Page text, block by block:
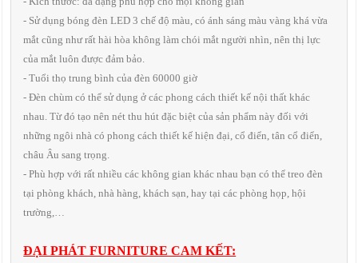
- Sử dụng bóng đèn LED 3 chế độ màu, có ánh sáng màu vàng khá vừa
mắt cũng như rất hài hòa không làm chói mắt người nhìn, nên thị lực
của mắt luôn được đảm bảo.
- Tuổi thọ trung bình của đèn 60000 giờ
- Đèn chùm có thể sử dụng ở các phong cách thiết kế nội thất khác
nhau. Từ đó tạo nên nét thu hút đặc biệt của sản phẩm này đối với
những ngôi nhà có phong cách thiết kế hiện đại, cổ điển, tân cổ điển,
châu Âu sang trọng.
- Phù hợp với rất nhiều các không gian khác nhau bạn có thể treo đèn
tại phòng khách, nhà hàng, khách sạn, hay tại các phòng họp, hội
trường,…
ĐẠI PHÁT FURNITURE CAM KẾT: